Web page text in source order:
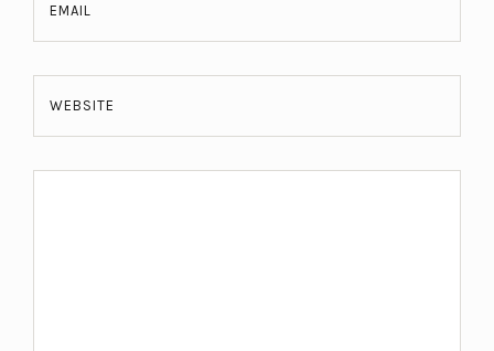
EMAIL
WEBSITE